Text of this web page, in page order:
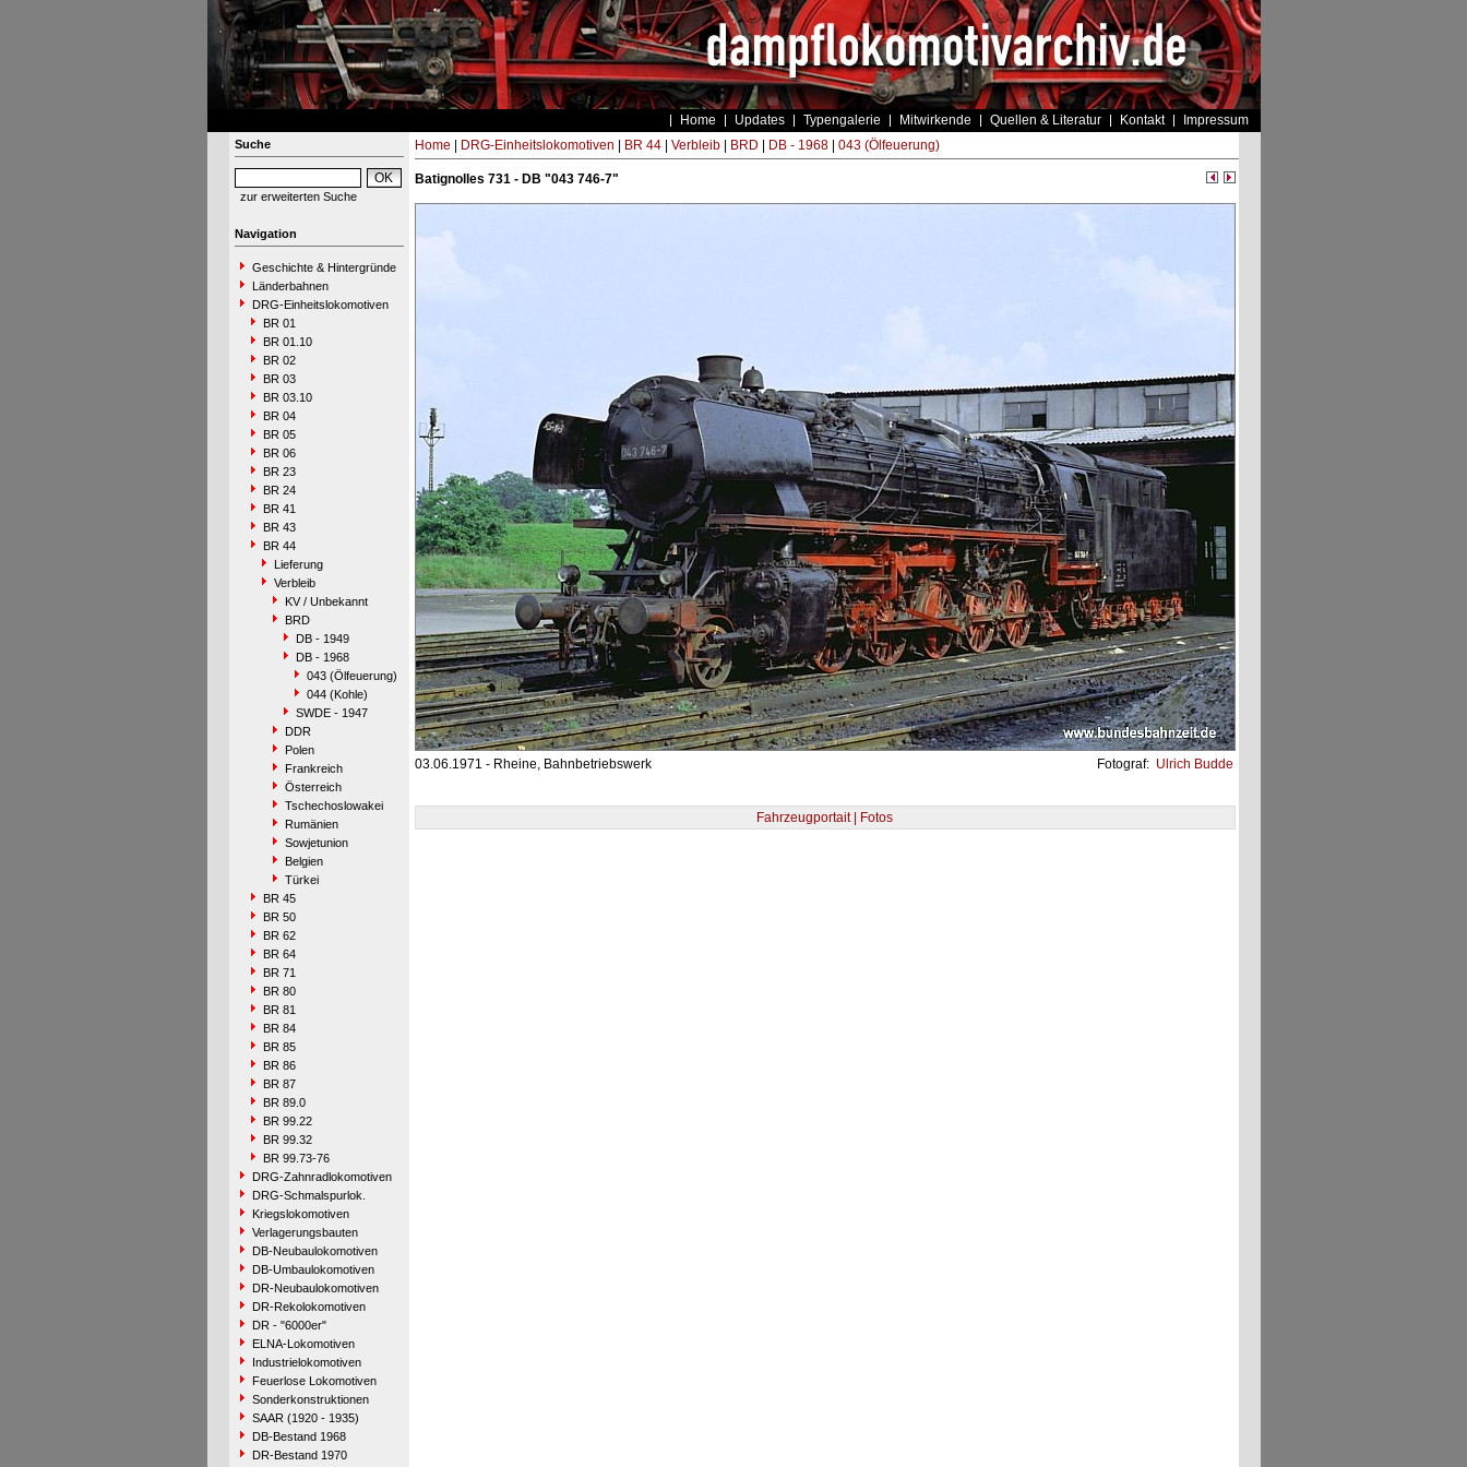
Home Updates Typengalerie Mitwirkende Quellen & Literatur Kontakt Impressum
Suche
zur erweiterten Suche
Navigation
Geschichte & Hintergründe
Länderbahnen
DRG-Einheitslokomotiven
BR 01
BR 01.10
BR 02
BR 03
BR 03.10
BR 04
BR 05
BR 06
BR 23
BR 24
BR 41
BR 43
BR 44
Lieferung
Verbleib
KV / Unbekannt
BRD
DB - 1949
DB - 1968
043 (Ölfeuerung)
044 (Kohle)
SWDE - 1947
DDR
Polen
Frankreich
Österreich
Tschechoslowakei
Rumänien
Sowjetunion
Belgien
Türkei
BR 45
BR 50
BR 62
BR 64
BR 71
BR 80
BR 81
BR 84
BR 85
BR 86
BR 87
BR 89.0
BR 99.22
BR 99.32
BR 99.73-76
DRG-Zahnradlokomotiven
DRG-Schmalspurlok.
Kriegslokomotiven
Verlagerungsbauten
DB-Neubaulokomotiven
DB-Umbaulokomotiven
DR-Neubaulokomotiven
DR-Rekolokomotiven
DR - "6000er"
ELNA-Lokomotiven
Industrielokomotiven
Feuerlose Lokomotiven
Sonderkonstruktionen
SAAR (1920 - 1935)
DB-Bestand 1968
DR-Bestand 1970
Home DRG-Einheitslokomotiven BR 44| Verbleib| BRD DB - 1968| 043 (Ölfeuerung)
Batignolles 731 - DB "043 746-7"
03.06.1971 - Rheine, Bahnbetriebswerk Fotograf: Ulrich Budde
Fahrzeugportait | Fotos